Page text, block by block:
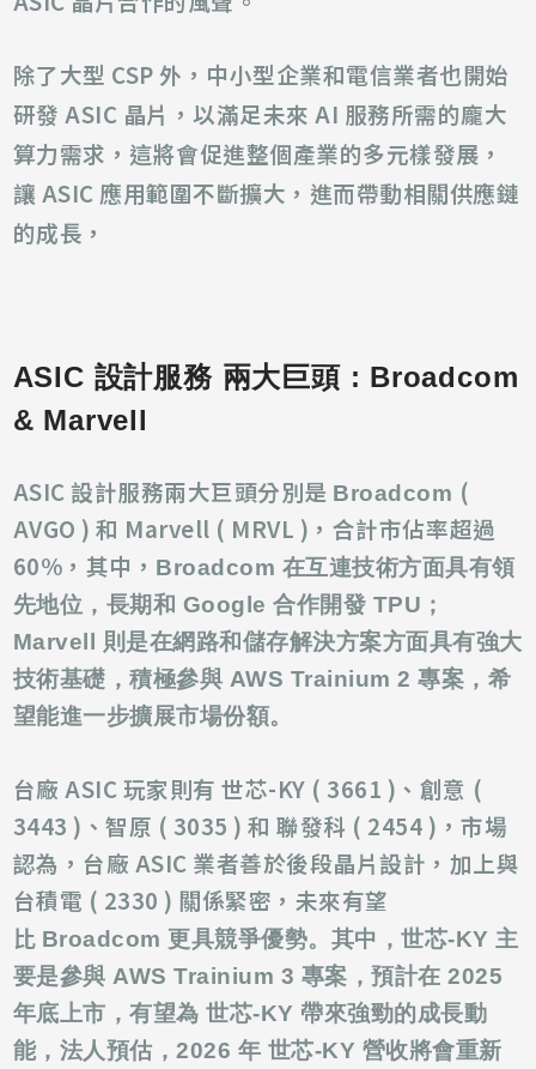
除了大型 CSP 外，中小型企業和電信業者也開始
研發 ASIC 晶片，以滿足未來 AI 服務所需的龐大
算力需求，這將會促進整個產業的多元樣發展，
讓 ASIC 應用範圍不斷擴大，進而帶動相關供應鏈
的成長，
ASIC 設計服務 兩大巨頭 : Broadcom
& Marvell
ASIC 設計服務兩大巨頭分別是 Broadcom (
AVGO ) 和 Marvell ( MRVL )，合計市佔率超過
60%，其中， Broadcom 在互連技術方面具有領
先地位，長期和 Google 合作開發 TPU；
Marvell 則是在網路和儲存解決方案方面具有強大
技術基礎，積極參與 AWS Trainium 2 專案，希
望能進一步擴展市場份額。
台廠 ASIC 玩家則有 世芯-KY ( 3661 )、創意 (
3443 )、智原 ( 3035 ) 和 聯發科 ( 2454 )，市場
認為，台廠 ASIC 業者善於後段晶片設計，加上與
台積電 ( 2330 ) 關係緊密，未來有望
比 Broadcom 更具競爭優勢。其中，世芯-KY 主
要是參與 AWS Trainium 3 專案，預計在 2025
年底上市，有望為 世芯-KY 帶來強勁的成長動
能，法人預估，2026 年 世芯-KY 營收將會重新